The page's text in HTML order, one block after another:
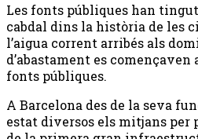
Les fonts públiques han
cabdal dins la història de les
l’aigua corrent arribés als
d’abastament es
fonts públiques.
A Barcelona des de la seva
estat diversos els mitjans per